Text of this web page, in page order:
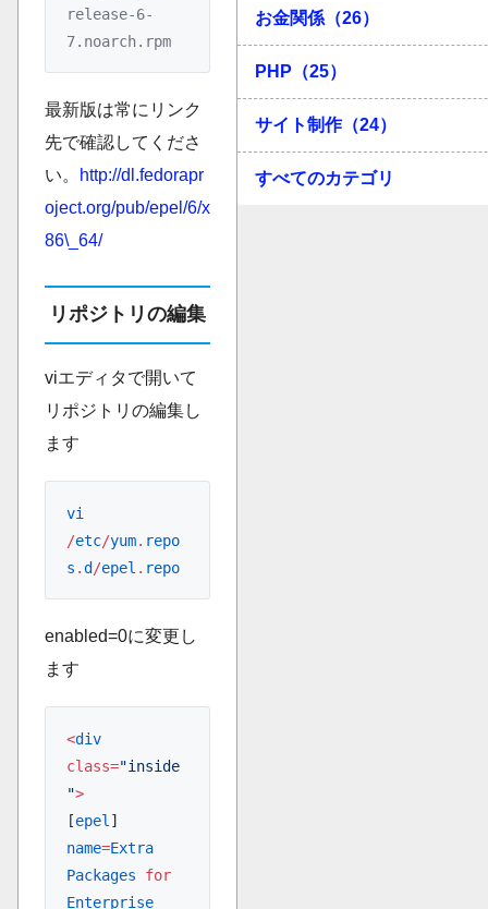
release-6-
7.noarch.rpm
最新版は常にリンク
先で確認してくださ
い。
http://dl.fedorapr
oject.org/pub/epel/6/x
86\_64/
リポジトリの編集
viエディタで開いて
リポジトリの編集し
ます
vi
/etc/yum. repo
s .d /epel . repo
enabled=0に変更し
ます
<div
class="inside
">
[epel]
name=Extra
Packages for
Enterprise
お金関係（26）
PHP（25）
サイト制作（24）
すべてのカテゴリ